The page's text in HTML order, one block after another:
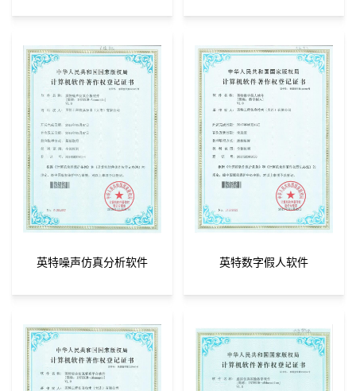
英特噪声仿真分析软件 英特数字假人软件